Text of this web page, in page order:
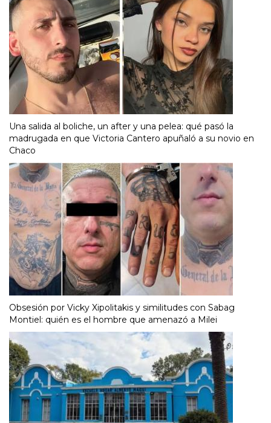
Una salida al boliche, un after y una pelea: qué pasó la
madrugada en que Victoria Cantero apuñaló a su novio en
Chaco
Obsesión por Vicky Xipolitakis y similitudes con Sabag
Montiel: quién es el hombre que amenazó a Milei